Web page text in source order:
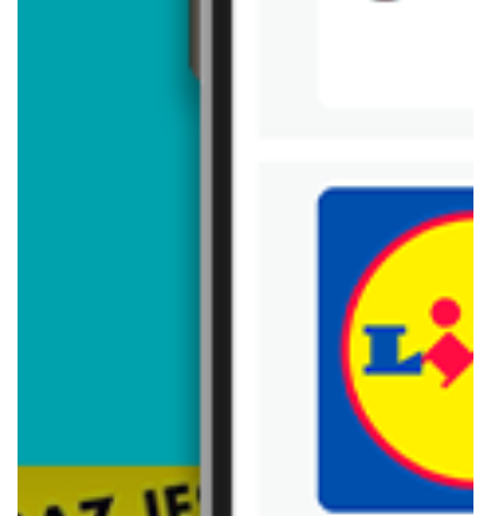
Trafiłeś na nieaktualną gazetkę
Zobacz aktualne gazetki Blix!